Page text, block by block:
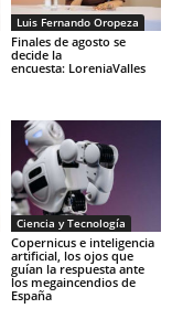
Luis Fernando Oropeza
Finales de agosto se
decide la
encuesta: LoreniaValles
Ciencia y Tecnología
Copernicus e inteligencia
artificial, los ojos que
guían la respuesta ante
los megaincendios de
España